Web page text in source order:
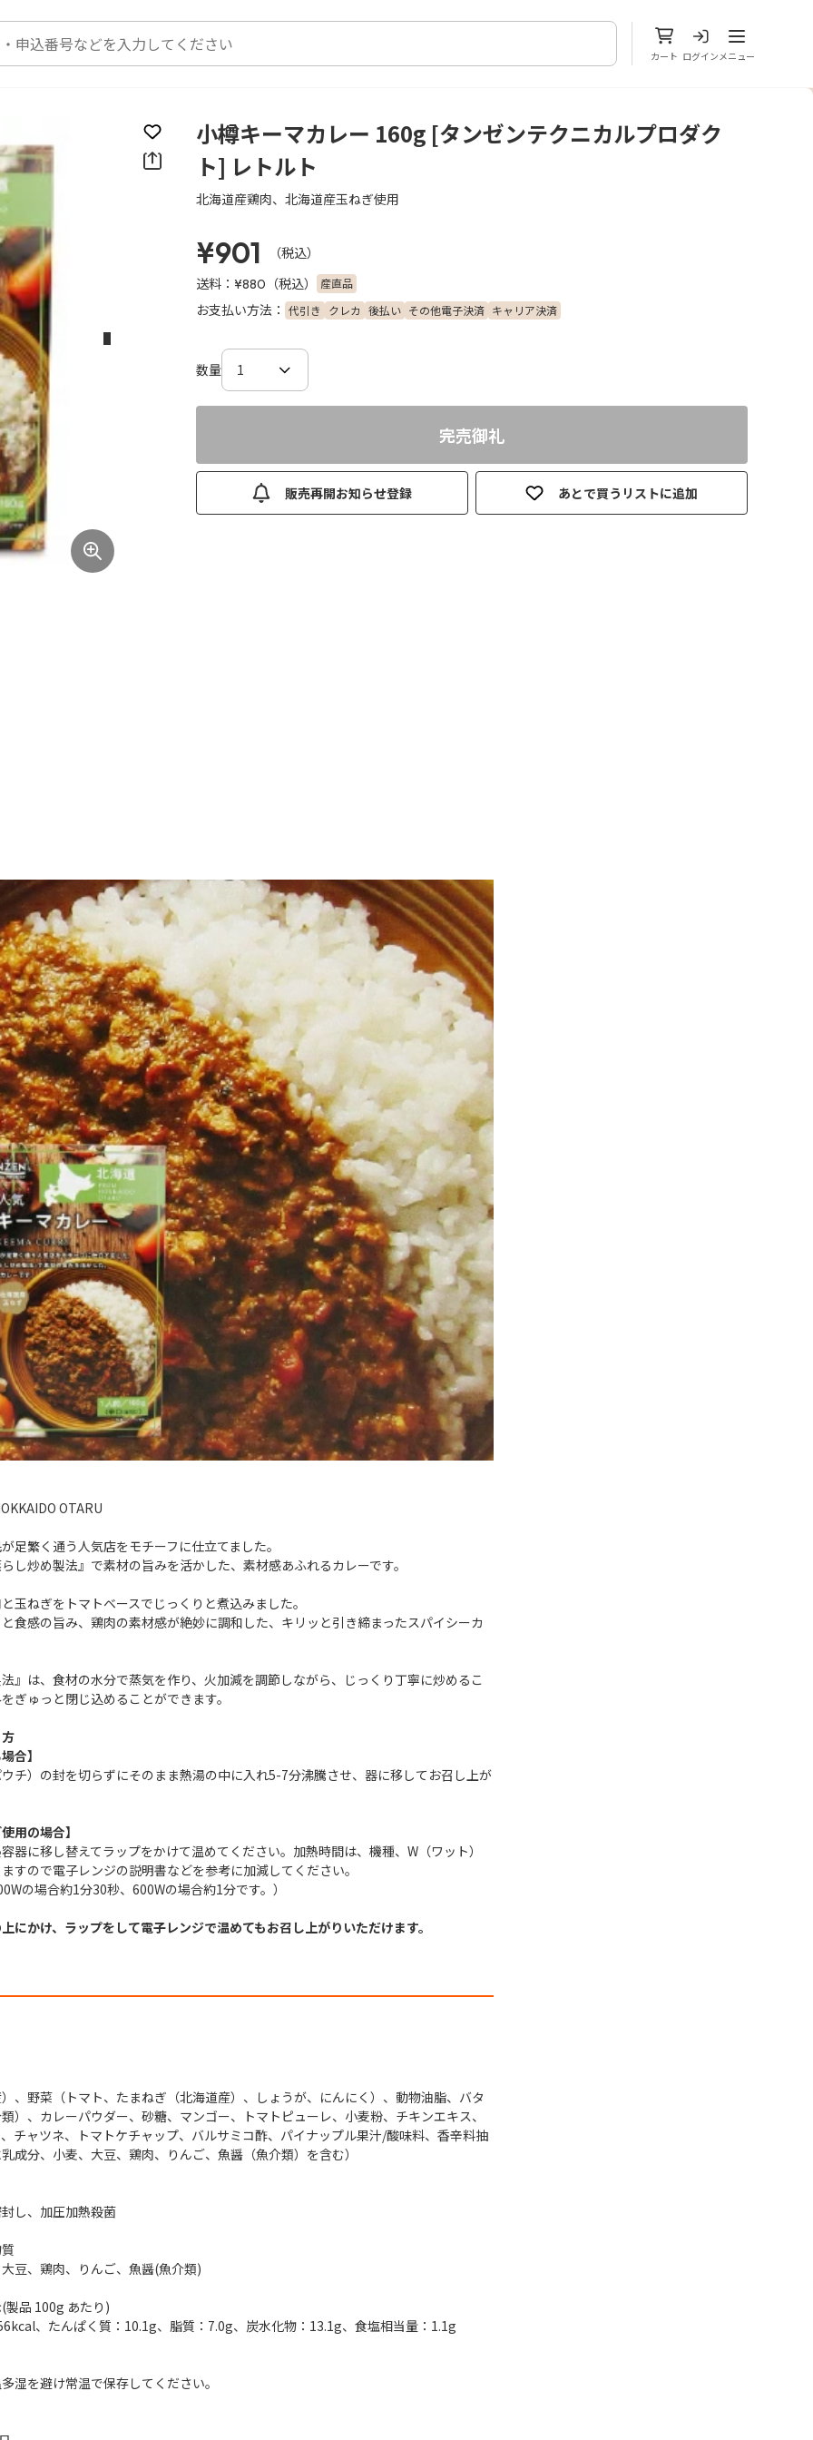
カート ログイン
メニューを開
メニュー
次のスライド
お気に入りに登録
小樽キーマカレー 160g [タンゼンテクニカルプロダク
ト] レトルト
北海道産鶏肉、北海道産玉ねぎ使用
¥901
（税込）
送料： ¥880 （税込） 産直品
お支払い方法： 代引き クレカ 後払い その他電子決済 キャリア決済
数量
完売御礼
販売再開お知らせ登録 あとで買うリストに追加
OTARU
足繁く通う人気店をモチーフに仕立てました。
し炒め製法』で素材の旨みを活かした、素材感あふれるカレーです。
玉ねぎをトマトベースでじっくりと煮込みました。
食感の旨み、鶏肉の素材感が絶妙に調和した、キリッと引き締まったスパイシーカ
』は、食材の水分で蒸気を作り、火加減を調節しながら、じっくり丁寧に炒めるこ
ぎゅっと閉じ込めることができます。
合】
チ）の封を切らずにそのまま熱湯の中に入れ5-7分沸騰させ、器に移してお召し上が
用の場合】
器に移し替えてラップをかけて温めてください。加熱時間は、機種、W（ワット）
すので電子レンジの説明書などを参考に加減してください。
の場合約1分30秒、600Wの場合約1分です。）
にかけ、ラップをして電子レンジで温めてもお召し上がりいただけます。
、野菜（トマト、たまねぎ（北海道産）、しょうが、にんにく）、動物油脂、バタ
）、カレーパウダー、砂糖、マンゴー、トマトピューレ、小麦粉、チキンエキス、
チャツネ、トマトケチャップ、バルサミコ酢、パイナップル果汁/酸味料、香辛料抽
成分、小麦、大豆、鶏肉、りんご、魚醤（魚介類）を含む）
し、加圧加熱殺菌
豆、鶏肉、りんご、魚醤(魚介類)
品 100g あたり)
、たんぱく質：10.1g、脂質：7.0g、炭水化物：13.1g、食塩相当量：1.1g
湿を避け常温で保存してください。